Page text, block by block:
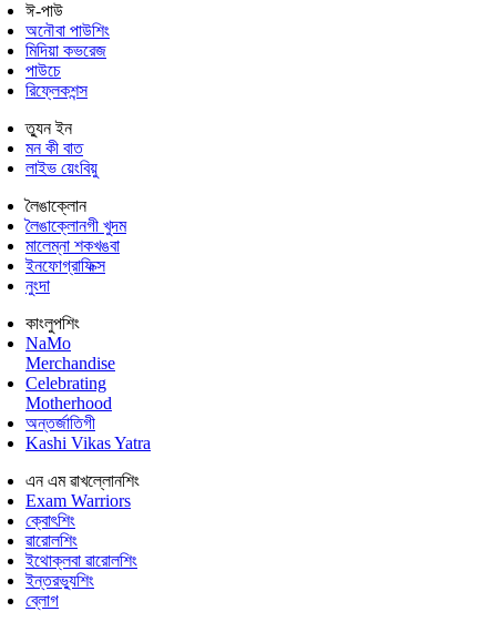
ঈ-পাউ
অনৌবা পাউশিং
মিদিয়া কভরেজ
পাউচে
রিফ্লেকশন্স
ত্যুন ইন
মন কী বাত
লাইভ য়েংবিয়ু
লৈঙাক্লোন
লৈঙাক্লোনগী খুদম
মালেম্না শকখঙবা
ইনফোগ্রাফিক্স
নুংদা
কাংলুপশিং
NaMo
Merchandise
Celebrating
Motherhood
অন্তর্জাতিগী
Kashi Vikas Yatra
এন এম ৱাখল্লোনশিং
Exam Warriors
ক্বোৎশিং
ৱারোলশিং
ইথোক্লবা ৱারোলশিং
ইন্তরভ্যুশিং
ব্লোগ